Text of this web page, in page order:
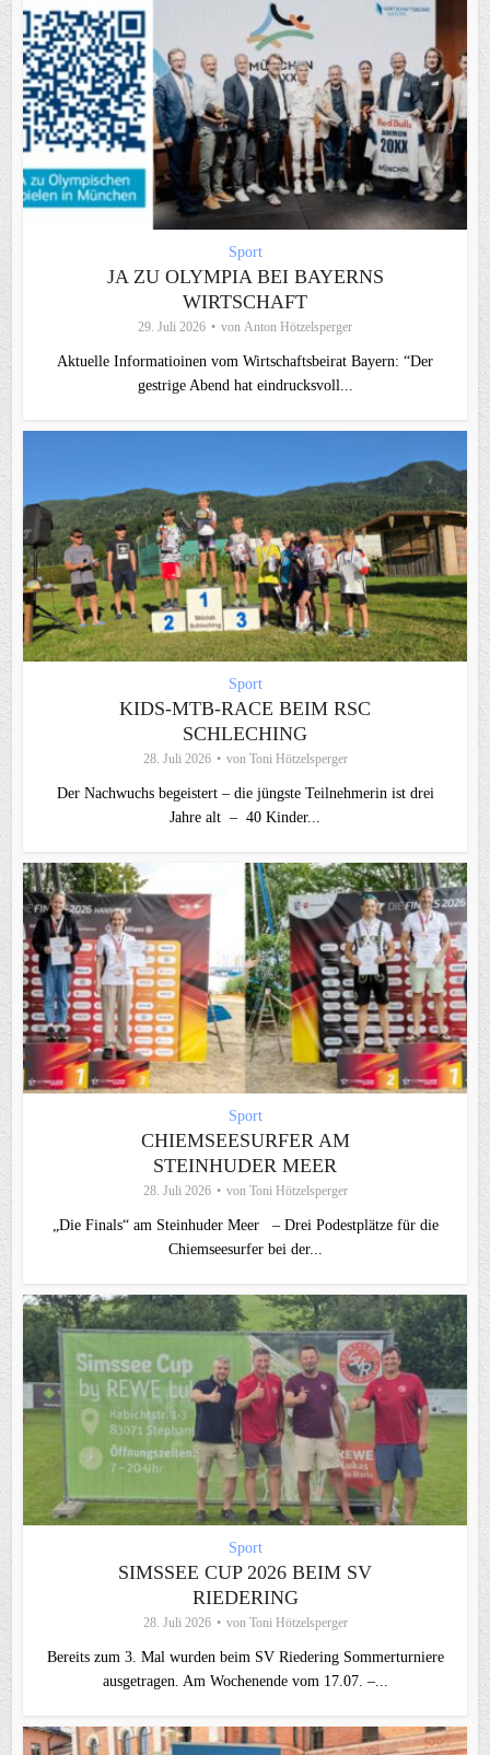
Sport
JA ZU OLYMPIA BEI BAYERNS
WIRTSCHAFT
29. Juli 2026 von Anton Hötzelsperger
Aktuelle Informatioinen vom Wirtschaftsbeirat Bayern: “Der
gestrige Abend hat eindrucksvoll...
Sport
KIDS-MTB-RACE BEIM RSC
SCHLECHING
28. Juli 2026 von Toni Hötzelsperger
Der Nachwuchs begeistert – die jüngste Teilnehmerin ist drei
Jahre alt – 40 Kinder...
Sport
CHIEMSEESURFER AM
STEINHUDER MEER
28. Juli 2026 von Toni Hötzelsperger
„Die Finals“ am Steinhuder Meer – Drei Podestplätze für die
Chiemseesurfer bei der...
Sport
SIMSSEE CUP 2026 BEIM SV
RIEDERING
28. Juli 2026 von Toni Hötzelsperger
Bereits zum 3. Mal wurden beim SV Riedering Sommerturniere
ausgetragen. Am Wochenende vom 17.07. –...